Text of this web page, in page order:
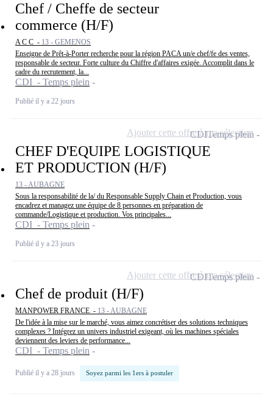
Chef / Cheffe de secteur
commerce (H/F)
A C C - 13 - GEMENOS
Enseigne de Prêt-à-Porter recherche pour la région PACA un/e chef/fe des ventes,
responsable de secteur. Forte culture du Chiffre d'affaires exigée. Accomplit dans le
cadre du recrutement, la...
CDI - Temps plein
Publié il y a 22 jours
CHEF D'EQUIPE LOGISTIQUE
ET PRODUCTION (H/F)
13 - AUBAGNE
Sous la responsabilité de la/ du Responsable Supply Chain et Production, vous
encadrez et managez une équipe de 8 personnes en préparation de
commande/Logistique et production. Vos principales...
CDI - Temps plein
Publié il y a 23 jours
CDITemps plein
Ajouter cette offre à ma sélection
Chef de produit (H/F)
MANPOWER FRANCE - 13 - AUBAGNE
De l'idée à la mise sur le marché, vous aimez concrétiser des solutions techniques
complexes ? Intégrez un univers industriel exigeant, où les machines spéciales
deviennent des leviers de performance...
CDI - Temps plein
Publié il y a 28 jours Soyez parmi les 1ers à postuler
CDITemps plein
Ajouter cette offre à ma sélection